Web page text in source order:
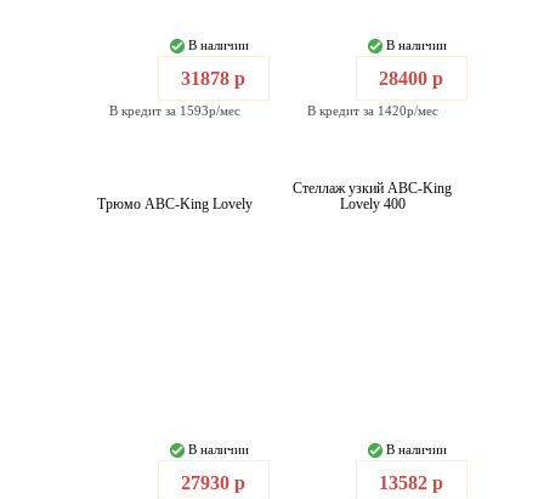
В наличии
31878 р
В кредит за 1593р/мес
В наличии
28400 р
В кредит за 1420р/мес
Трюмо ABC-King Lovely
В наличии
27930 р
Стеллаж узкий ABC-King
Lovely 400
В наличии
13582 р